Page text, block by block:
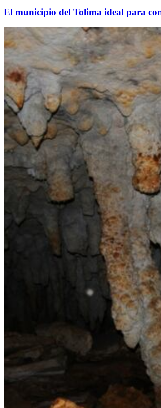
El municipio del Tolima ideal para